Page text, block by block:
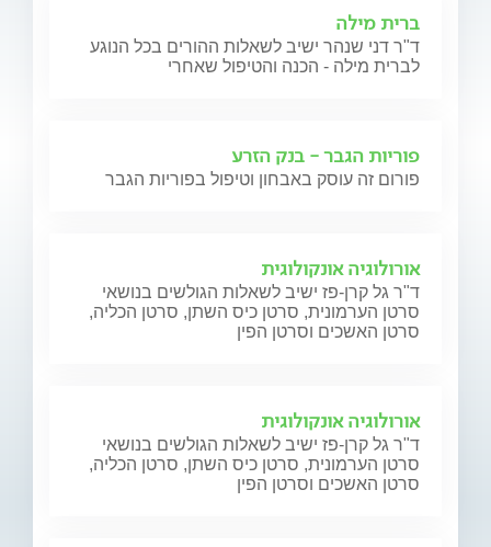
ברית מילה
ד"ר דני שנהר ישיב לשאלות ההורים בכל הנוגע
לברית מילה - הכנה והטיפול שאחרי
פוריות הגבר - בנק הזרע
פורום זה עוסק באבחון וטיפול בפוריות הגבר
אורולוגיה אונקולוגית
ד"ר גל קרן-פז ישיב לשאלות הגולשים בנושאי
סרטן הערמונית, סרטן כיס השתן, סרטן הכליה,
סרטן האשכים וסרטן הפין
אורולוגיה אונקולוגית
ד"ר גל קרן-פז ישיב לשאלות הגולשים בנושאי
סרטן הערמונית, סרטן כיס השתן, סרטן הכליה,
סרטן האשכים וסרטן הפין